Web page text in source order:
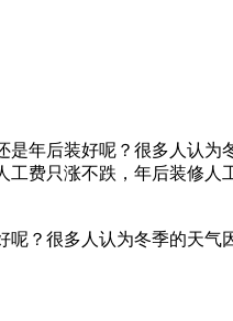
年后装好呢？很多人认
费只涨不跌，年后装修人
？很多人认为冬季的天